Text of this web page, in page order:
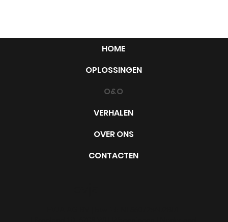
HOME
OPLOSSINGEN
O&O
VERHALEN
OVER ONS
CONTACTEN